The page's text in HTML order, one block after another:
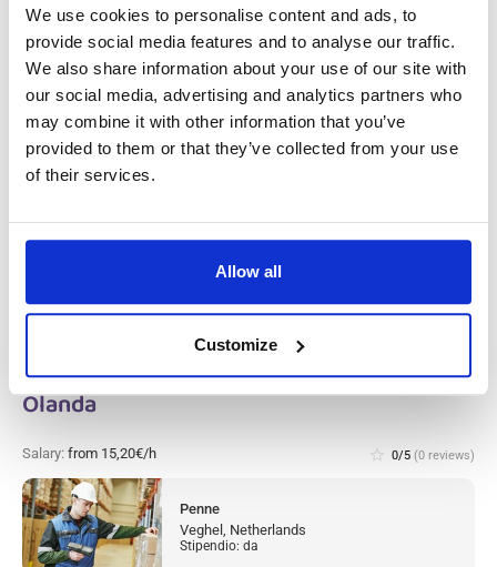
We use cookies to personalise content and ads, to
provide social media features and to analyse our traffic.
We also share information about your use of our site with
our social media, advertising and analytics partners who
may combine it with other information that you’ve
provided to them or that they’ve collected from your use
of their services.
Allow all
Customize
Salary: from 14,99€/h star_border 0/5 (0 reviews)
Addetto al magazzino flessibile con
esperienza (casellario giudiziale pulito)
Utrecht / Alkmaar / Nieuw-Vennep, in
Olanda
Utrecht / Alkmaar / Nieuw-Vennep,
check
Addetto alle spedizioni con esperienza
(ordini e carico, turno notturno) Veghel, in
Olanda
Salary: from 15,20€/h star_border 0/5 (0 reviews)
Penne
Veghel, Netherlands
Stipendio: da